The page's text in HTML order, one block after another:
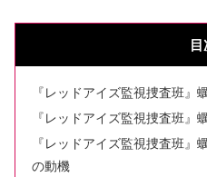
目
『レッドアイズ監視捜査班』
『レッドアイズ監視捜査班』
『レッドアイズ監視捜査班』
の動機